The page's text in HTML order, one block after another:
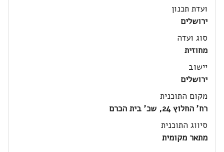
ועדת תכנון
ירושלים
סוג ועדה
מחוזית
יישוב
ירושלים
מקום התוכנית
רח' החלוץ 24, שכ' בית הכרם
סיווג התוכנית
מתאר מקומית